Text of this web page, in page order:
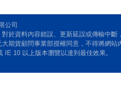
公司
於資料內容錯誤、更新延誤或傳輸中
期貨顧問事業部授權同意，不得將網站
10 以上版本瀏覽以達到最佳效果。